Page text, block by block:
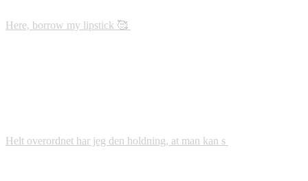
Here, borrow my lipstick 🥰
Helt overordnet har jeg den holdning, at man kan s